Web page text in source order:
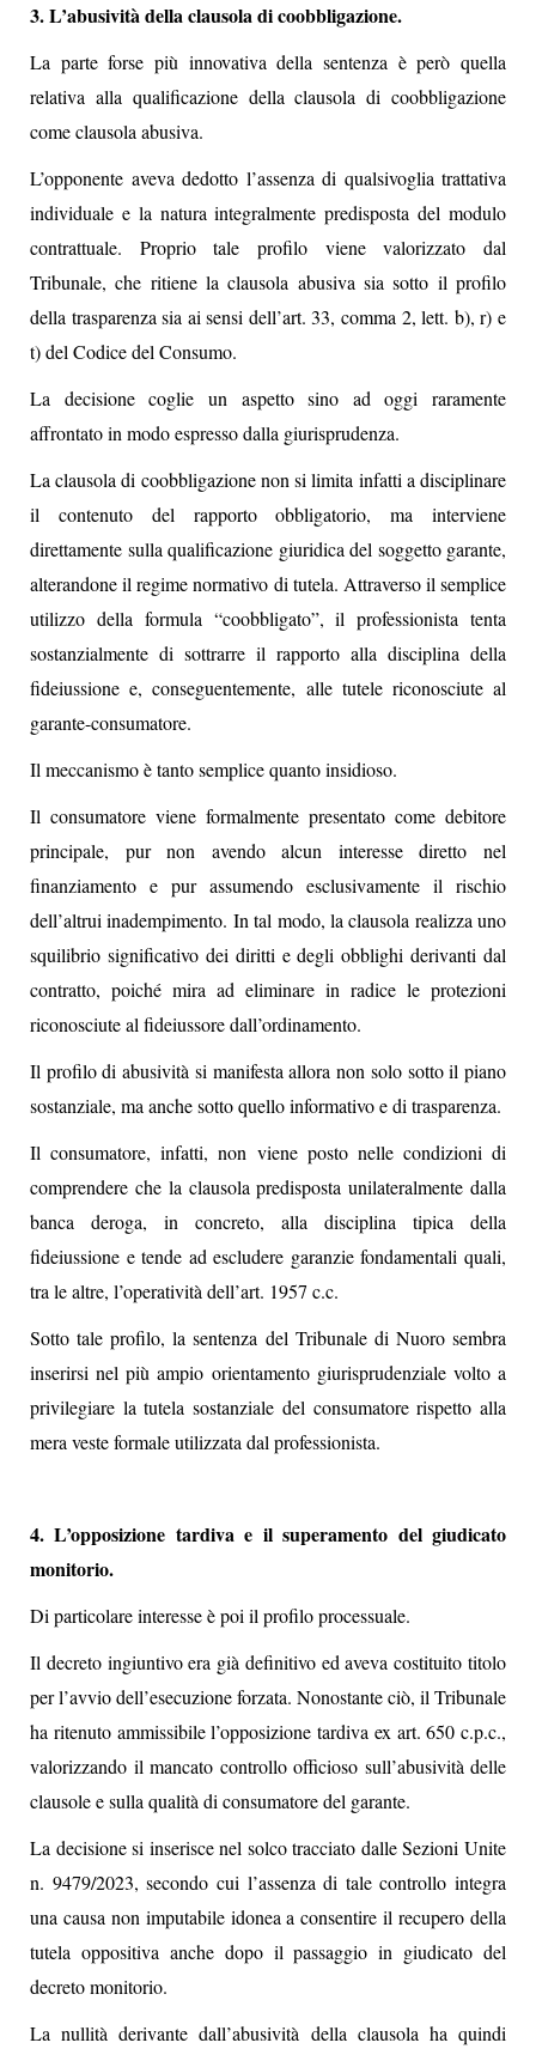
3. L’abusività della clausola di coobbligazione.
La parte forse più innovativa della sentenza è però quella
relativa alla qualificazione della clausola di coobbligazione
come clausola abusiva.
L’opponente aveva dedotto l’assenza di qualsivoglia trattativa
individuale e la natura integralmente predisposta del modulo
contrattuale. Proprio tale profilo viene valorizzato dal
Tribunale, che ritiene la clausola abusiva sia sotto il profilo
della trasparenza sia ai sensi dell’art. 33, comma 2, lett. b), r) e
t) del Codice del Consumo.
La decisione coglie un aspetto sino ad oggi raramente
affrontato in modo espresso dalla giurisprudenza.
La clausola di coobbligazione non si limita infatti a disciplinare
il contenuto del rapporto obbligatorio, ma interviene
direttamente sulla qualificazione giuridica del soggetto garante,
alterandone il regime normativo di tutela. Attraverso il semplice
utilizzo della formula “coobbligato”, il professionista tenta
sostanzialmente di sottrarre il rapporto alla disciplina della
fideiussione e, conseguentemente, alle tutele riconosciute al
garante-consumatore.
Il meccanismo è tanto semplice quanto insidioso.
Il consumatore viene formalmente presentato come debitore
principale, pur non avendo alcun interesse diretto nel
finanziamento e pur assumendo esclusivamente il rischio
dell’altrui inadempimento. In tal modo, la clausola realizza uno
squilibrio significativo dei diritti e degli obblighi derivanti dal
contratto, poiché mira ad eliminare in radice le protezioni
riconosciute al fideiussore dall’ordinamento.
Il profilo di abusività si manifesta allora non solo sotto il piano
sostanziale, ma anche sotto quello informativo e di trasparenza.
Il consumatore, infatti, non viene posto nelle condizioni di
comprendere che la clausola predisposta unilateralmente dalla
banca deroga, in concreto, alla disciplina tipica della
fideiussione e tende ad escludere garanzie fondamentali quali,
tra le altre, l’operatività dell’art. 1957 c.c.
Sotto tale profilo, la sentenza del Tribunale di Nuoro sembra
inserirsi nel più ampio orientamento giurisprudenziale volto a
privilegiare la tutela sostanziale del consumatore rispetto alla
mera veste formale utilizzata dal professionista.
4. L’opposizione tardiva e il superamento del giudicato
monitorio.
Di particolare interesse è poi il profilo processuale.
Il decreto ingiuntivo era già definitivo ed aveva costituito titolo
per l’avvio dell’esecuzione forzata. Nonostante ciò, il Tribunale
ha ritenuto ammissibile l’opposizione tardiva ex art. 650 c.p.c.,
valorizzando il mancato controllo officioso sull’abusività delle
clausole e sulla qualità di consumatore del garante.
La decisione si inserisce nel solco tracciato dalle Sezioni Unite
n. 9479/2023, secondo cui l’assenza di tale controllo integra
una causa non imputabile idonea a consentire il recupero della
tutela oppositiva anche dopo il passaggio in giudicato del
decreto monitorio.
La nullità derivante dall’abusività della clausola ha quindi